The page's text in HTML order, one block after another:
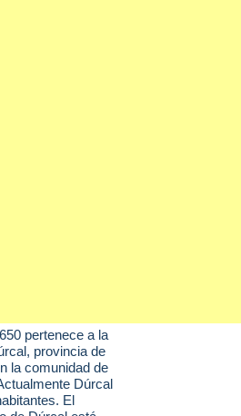
pertenece a la
, provincia de
la comunidad de
Dúrcal
El